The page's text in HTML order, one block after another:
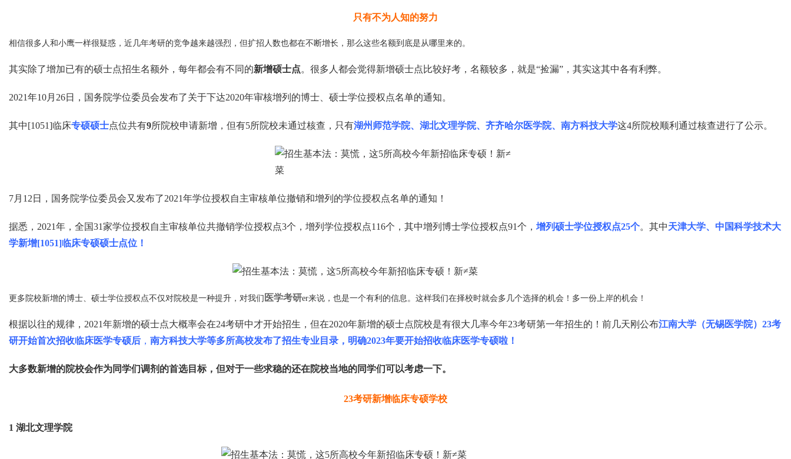
只有不为人知的努力
相信很多人和小鹰一样很疑惑，近几年考研的竞争越来越强烈，但扩招人数也都在不断增长，那么这些名额到底是从哪里来的。
其实除了增加已有的硕士点招生名额外，每年都会有不同的新增硕士点。很多人都会觉得新增硕士点比较好考，名额较多，就是“捡漏”，其实这其中各有利弊。
2021年10月26日，国务院学位委员会发布了关于下达2020年审核增列的博士、硕士学位授权点名单的通知。
其中[1051]临床专硕硕士点位共有9所院校申请新增，但有5所院校未通过核查，只有湖州师范学院、湖北文理学院、齐齐哈尔医学院、南方科技大学这4所院校顺利通过核查进行了公示。
7月12日，国务院学位委员会又发布了2021年学位授权自主审核单位撤销和增列的学位授权点名单的通知！
据悉，2021年，全国31家学位授权自主审核单位共撤销学位授权点3个，增列学位授权点116个，其中增列博士学位授权点91个， 增列硕士学位授权点25个。其中天津大学、中国科学技术大
学新增[1051]临床专硕硕士点位！
更多院校新增的博士、硕士学位授权点不仅对院校是一种提升，对我们 医学考研er来说，也是一个有利的信息。这样我们在择校时就会多几个选择的机会！多一份上岸的机会！
根据以往的规律，2021年新增的硕士点大概率会在24考研中才开始招生，但在2020年新增的硕士点院校是有很大几率今年23考研第一年招生的！前几天刚公布江南大学（无锡医学院）23考
研开始首次招收临床医学专硕后 ， 南方科技大学等多所高校发布了招生专业目录，明确2023年要开始招收临床医学专硕啦！
大多数新增的院校会作为同学们调剂的首选目标，但对于一些求稳的还在院校当地的同学们可以考虑一下。
23考研新增临床专硕学校
1 湖北文理学院